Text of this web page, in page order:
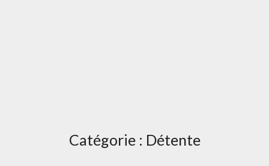
Catégorie : Détente